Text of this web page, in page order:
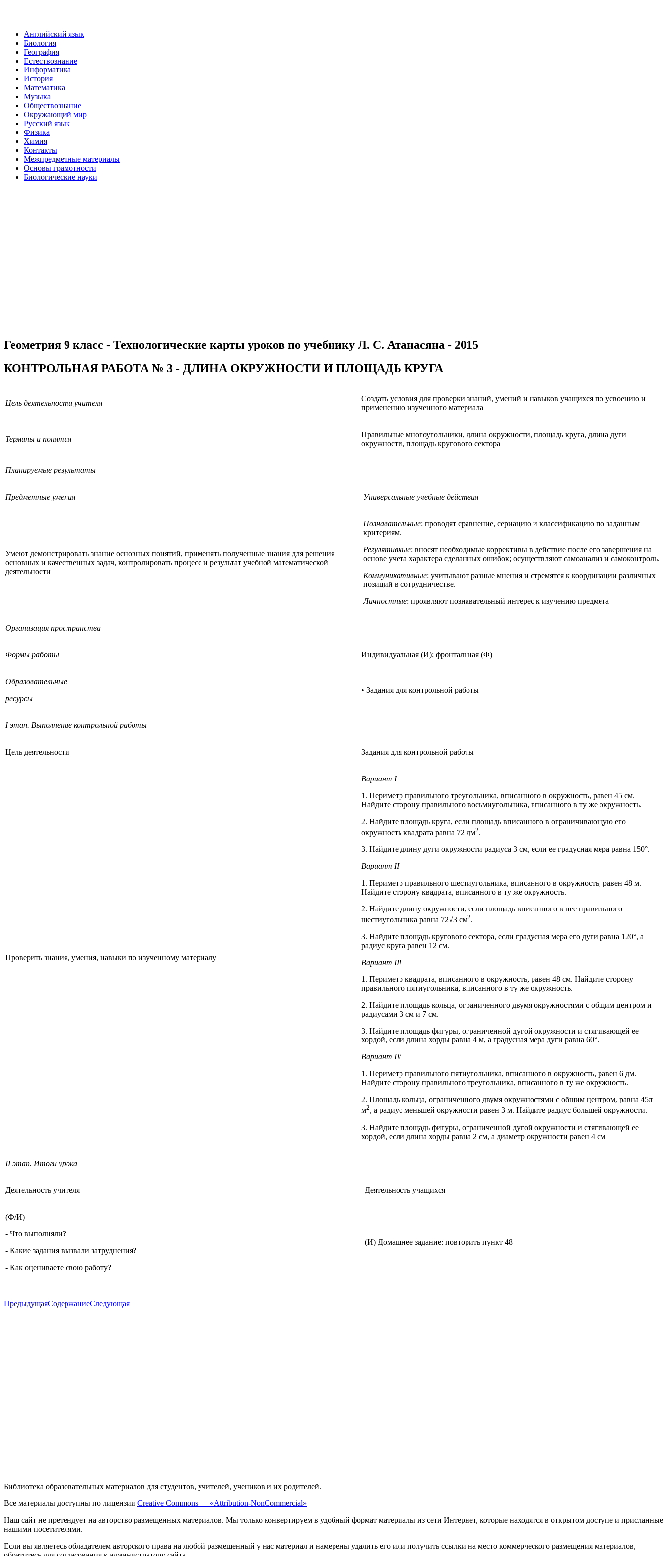
Английский язык
Биология
География
Естествознание
Информатика
История
Математика
Музыка
Обществознание
Окружающий мир
Русский язык
Физика
Химия
Контакты
Межпредметные материалы
Основы грамотности
Биологические науки
Геометрия 9 класс - Технологические карты уроков по учебнику Л. С. Атанасяна - 2015
КОНТРОЛЬНАЯ РАБОТА № 3 - ДЛИНА ОКРУЖНОСТИ И ПЛОЩАДЬ КРУГА
Цель деятельности учителя
Создать условия для проверки знаний, умений и навыков учащихся по усвоению и
применению изученного материала
Термины и понятия
Правильные многоугольники, длина окружности, площадь круга, длина дуги
окружности, площадь кругового сектора
Планируемые результаты
Предметные умения Универсальные учебные действия
Умеют демонстрировать знание основных понятий, применять полученные знания для решения
основных и качественных задач, контролировать процесс и результат учебной математической
деятельности
Познавательные: проводят сравнение, сериацию и классификацию по заданным
критериям.
Регулятивные: вносят необходимые коррективы в действие после его завершения на
основе учета характера сделанных ошибок; осуществляют самоанализ и самоконтроль.
Коммуникативные: учитывают разные мнения и стремятся к координации различных
позиций в сотрудничестве.
Личностные: проявляют познавательный интерес к изучению предмета
Организация пространства
Формы работы Индивидуальная (И); фронтальная (Ф)
Образовательные
ресурсы
• Задания для контрольной работы
I этап. Выполнение контрольной работы
Цель деятельности Задания для контрольной работы
Проверить знания, умения, навыки по изученному материалу
Вариант I
1. Периметр правильного треугольника, вписанного в окружность, равен 45 см.
Найдите сторону правильного восьмиугольника, вписанного в ту же окружность.
2. Найдите площадь круга, если площадь вписанного в ограничивающую его
окружность квадрата равна 72 дм2.
3. Найдите длину дуги окружности радиуса 3 см, если ее градусная мера равна 150°.
Вариант II
1. Периметр правильного шестиугольника, вписанного в окружность, равен 48 м.
Найдите сторону квадрата, вписанного в ту же окружность.
2. Найдите длину окружности, если площадь вписанного в нее правильного
шестиугольника равна 72√3 см2.
3. Найдите площадь кругового сектора, если градусная мера его дуги равна 120°, а
радиус круга равен 12 см.
Вариант III
1. Периметр квадрата, вписанного в окружность, равен 48 см. Найдите сторону
правильного пятиугольника, вписанного в ту же окружность.
2. Найдите площадь кольца, ограниченного двумя окружностями с общим центром и
радиусами 3 см и 7 см.
3. Найдите площадь фигуры, ограниченной дугой окружности и стягивающей ее
хордой, если длина хорды равна 4 м, а градусная мера дуги равна 60°.
Вариант IV
1. Периметр правильного пятиугольника, вписанного в окружность, равен 6 дм.
Найдите сторону правильного треугольника, вписанного в ту же окружность.
2. Площадь кольца, ограниченного двумя окружностями с общим центром, равна 45π
м2, а радиус меньшей окружности равен 3 м. Найдите радиус большей окружности.
3. Найдите площадь фигуры, ограниченной дугой окружности и стягивающей ее
хордой, если длина хорды равна 2 см, а диаметр окружности равен 4 см
II этап. Итоги урока
Деятельность учителя Деятельность учащихся
(Ф/И)
- Что выполняли?
- Какие задания вызвали затруднения?
- Как оцениваете свою работу?
(И) Домашнее задание: повторить пункт 48
ПредыдущаяСодержаниеСледующая
Библиотека образовательных материалов для студентов, учителей, учеников и их родителей.
Все материалы доступны по лицензии Creative Commons — «Attribution-NonCommercial»
Наш сайт не претендует на авторство размещенных материалов. Мы только конвертируем в удобный формат материалы из сети Интернет, которые находятся в открытом доступе и присланные
нашими посетителями.
Если вы являетесь обладателем авторского права на любой размещенный у нас материал и намерены удалить его или получить ссылки на место коммерческого размещения материалов,